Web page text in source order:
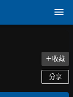
＋收藏
分享